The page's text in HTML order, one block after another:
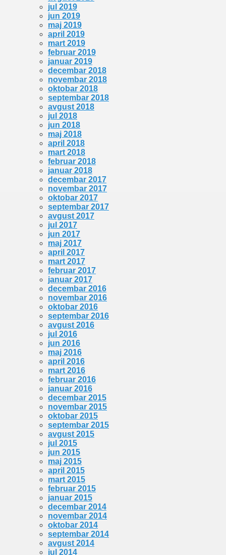
jul 2019
jun 2019
maj 2019
april 2019
mart 2019
februar 2019
januar 2019
decembar 2018
novembar 2018
oktobar 2018
septembar 2018
avgust 2018
jul 2018
jun 2018
maj 2018
april 2018
mart 2018
februar 2018
januar 2018
decembar 2017
novembar 2017
oktobar 2017
septembar 2017
avgust 2017
jul 2017
jun 2017
maj 2017
april 2017
mart 2017
februar 2017
januar 2017
decembar 2016
novembar 2016
oktobar 2016
septembar 2016
avgust 2016
jul 2016
jun 2016
maj 2016
april 2016
mart 2016
februar 2016
januar 2016
decembar 2015
novembar 2015
oktobar 2015
septembar 2015
avgust 2015
jul 2015
jun 2015
maj 2015
april 2015
mart 2015
februar 2015
januar 2015
decembar 2014
novembar 2014
oktobar 2014
septembar 2014
avgust 2014
jul 2014